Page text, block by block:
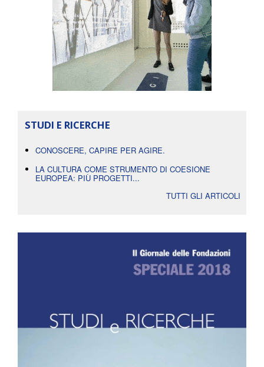
STUDI E RICERCHE
CONOSCERE, CAPIRE PER AGIRE.
LA CULTURA COME STRUMENTO DI COESIONE
EUROPEA: PIÙ PROGETTI...
TUTTI GLI ARTICOLI